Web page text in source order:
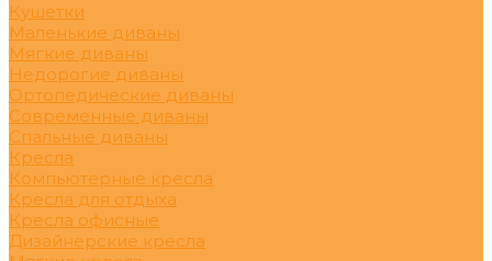
Кушетки
Маленькие диваны
Мягкие диваны
Недорогие диваны
Ортопедические диваны
Современные диваны
Спальные диваны
Кресла
Компьютерные кресла
Кресла для отдыха
Кресла офисные
Дизайнерские кресла